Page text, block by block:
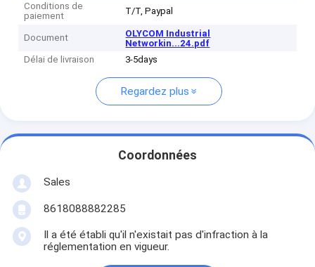
Conditions de
paiement
T/T, Paypal
Document
OLYCOM Industrial
Networkin...24.pdf
Délai de livraison
3-5days
Regardez plus
Coordonnées
Sales
8618088882285
Il a été établi qu'il n'existait pas d'infraction à la
réglementation en vigueur.